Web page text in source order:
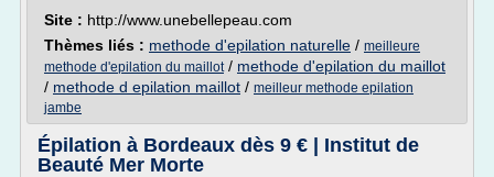
Site : http://www.unebellepeau.com
Thèmes liés : methode d'epilation naturelle / meilleure
methode d'epilation du maillot/ methode d'epilation du maillot
/ methode d epilation maillot / meilleur methode epilation
jambe
Épilation à Bordeaux dès 9 € | Institut de
Beauté Mer Morte